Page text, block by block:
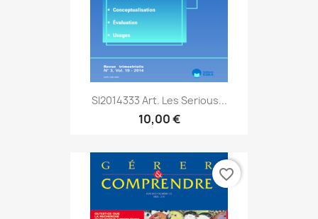
SI2014333 Art. Les Serious...
10,00 €
favorite_border